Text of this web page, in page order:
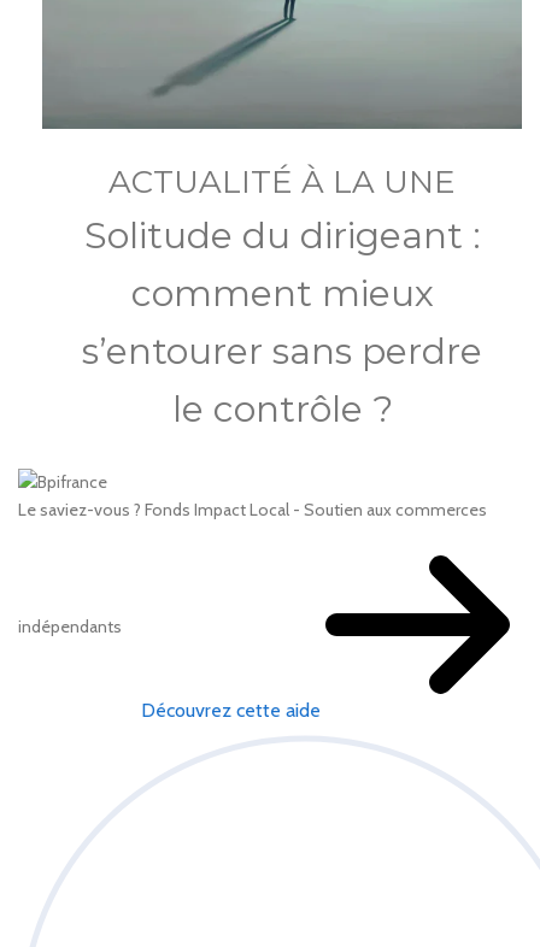
ACTUALITÉ À LA UNE
Solitude du dirigeant :
comment mieux
s’entourer sans perdre
le contrôle ?
Le saviez-vous ? Fonds Impact Local - Soutien aux commerces
indépendants
Découvrez cette aide